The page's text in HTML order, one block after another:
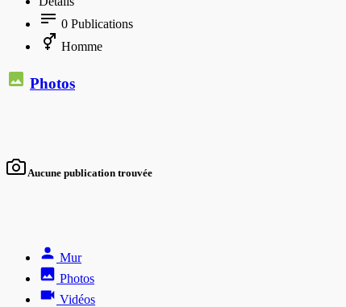
0 Publications
Homme
Photos
Aucune publication trouvée
Mur
Photos
Vidéos